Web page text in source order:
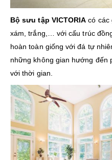
Bộ sưu tập VICTORIA có các
xám, trắng,… với cấu trúc
hoàn toàn giống với đá tự
những không gian hướng đến
với thời gian.